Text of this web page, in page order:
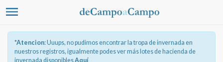
*Atencion: Uuups, no pudimos encontrar la tropa de invernada en
nuestros registros, igualmente podes ver más lotes de hacienda de
invernada disponiblesAquí